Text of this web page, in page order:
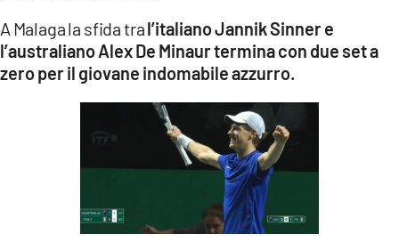
LACTV.IT
LACONAIR.IT
ILREGGINO.IT
COSENZACHANNEL.IT
ILVIBONESE.IT
A Malaga la sfida tral’italiano Jannik Sinner e
l’australiano Alex De Minaur termina con due set a
zero per il giovane indomabile azzurro.